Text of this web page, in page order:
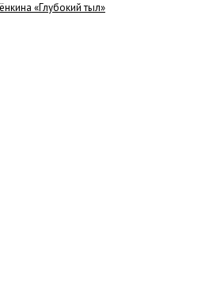
«Глубокий тыл»